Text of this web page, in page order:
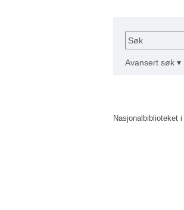
Søk
Avansert søk ▾
Nasjonalbiblioteket